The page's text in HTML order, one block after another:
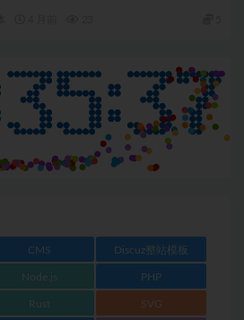
CMS Discuz整站模板
Node.js PHP
Rust SVG